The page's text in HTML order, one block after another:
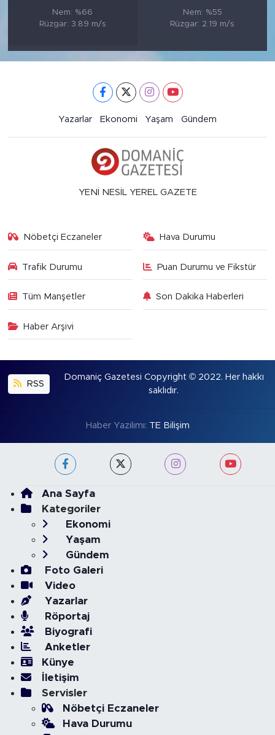
Nem: %66
Rüzgar: 3.89 m/s
Nem: %55
Rüzgar: 2.19 m/s
Yazarlar Ekonomi Yaşam Gündem
YENİ NESİL YEREL GAZETE
Nöbetçi Eczaneler Hava Durumu
Trafik Durumu Puan Durumu ve Fikstür
Tüm Manşetler Son Dakika Haberleri
Haber Arşivi
RSS
Domaniç Gazetesi Copyright © 2022. Her hakkı
saklıdır.
Haber Yazılımı: TE Bilişim
Ana Sayfa
Kategoriler
Ekonomi
Yaşam
Gündem
Foto Galeri
Video
Yazarlar
Röportaj
Biyografi
Anketler
Künye
İletişim
Servisler
Nöbetçi Eczaneler
Hava Durumu